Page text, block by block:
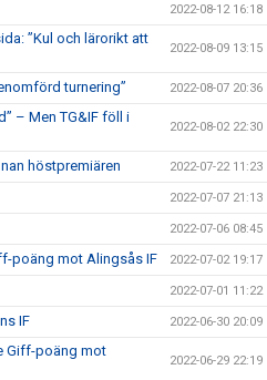
2022-08-12 16:18
”Kul och lärorikt att
2022-08-09 13:15
turnering” 2022-08-07 20:36
– Men TG&IF föll i
2022-08-02 22:30
höstpremiären 2022-07-22 11:23
2022-07-07 21:13
2022-07-06 08:45
poäng mot Alingsås IF 2022-07-02 19:17
2022-07-01 11:22
IF 2022-06-30 20:09
Giff-poäng mot
2022-06-29 22:19